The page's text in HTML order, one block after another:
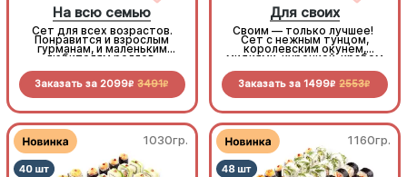
На всю семью
Сет для всех возрастов.
Понравится и взрослым
гурманам, и маленьким
любителям роллов.
яркие вкусы и нежные
сочетания. Безусловный хит
Заказать за 2099R 3491R
Для своих
Своим — только лучшее!
Сет с нежным тунцом,
королевским окунем,
мидиями, курочкой, крабом
Сытно, разнообразно и
невероятно вкусно.
Бросайте дела, собирайте
своих и наслаждайтесь
моментом
Заказать за 1499R 2553R
1030гр. 1160гр.